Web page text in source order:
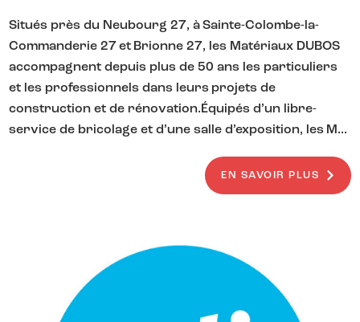
Situés près du Neubourg 27, à Sainte-Colombe-la-
Commanderie 27 et Brionne 27, les Matériaux DUBOS
accompagnent depuis plus de 50 ans les particuliers
et les professionnels dans leurs projets de
construction et de rénovation.Équipés d’un libre-
service de bricolage et d’une salle d’exposition, les M...
EN SAVOIR PLUS